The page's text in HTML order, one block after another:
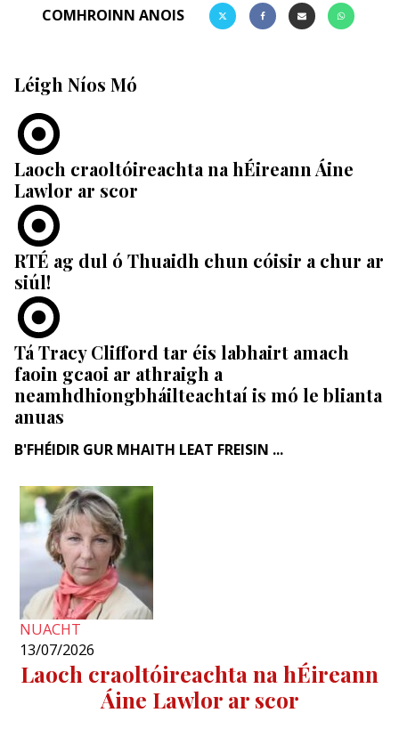
COMHROINN ANOIS
Léigh Níos Mó
Laoch craoltóireachta na hÉireann Áine
Lawlor ar scor
RTÉ ag dul ó Thuaidh chun cóisir a chur ar
siúl!
Tá Tracy Clifford tar éis labhairt amach
faoin gcaoi ar athraigh a
neamhdhiongbháilteachtaí is mó le blianta
anuas
B'FHÉIDIR GUR MHAITH LEAT FREISIN ...
NUACHT
13/07/2026
Laoch craoltóireachta na hÉireann
Áine Lawlor ar scor